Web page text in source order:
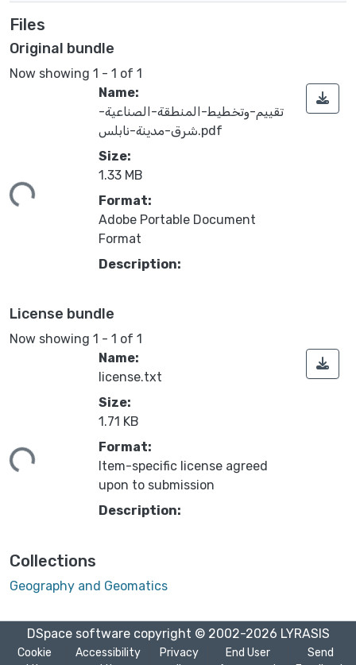
Files
Original bundle
Now showing 1 - 1 of 1
Name:
تقييم-وتخطيط-المنطقة-الصناعية-
شرق-مدينة-نابلس.pdf
Size:
1.33 MB
Format:
Adobe Portable Document
Format
Description:
License bundle
Now showing 1 - 1 of 1
Name:
license.txt
Size:
1.71 KB
Format:
Item-specific license agreed
upon to submission
Description:
Collections
Geography and Geomatics
DSpace softwarecopyright © 2002-2026 LYRASIS
Cookie
Accessibility
Privacy
End User
Send